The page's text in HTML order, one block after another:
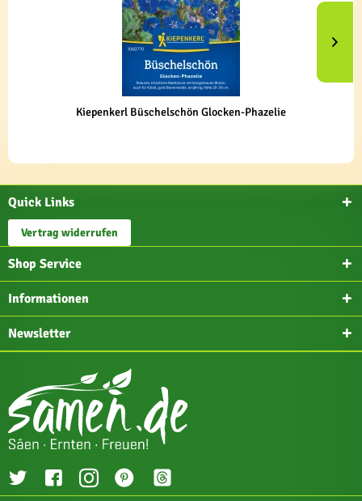
Kiepenkerl Büschelschön Glocken-Phazelie
Quick Links
Vertrag widerrufen
Shop Service
Informationen
Newsletter